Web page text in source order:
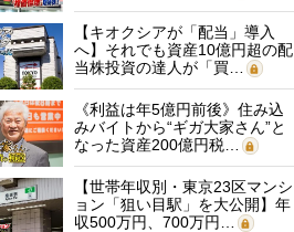
【キオクシアが「配当」導入
へ】それでも資産10億円超の配
当株投資の達人が「買…
《利益は年5億円前後》住み込
みバイトから“ギガ大家さん”と
なった資産200億円税…
【世帯年収別・東京23区マンシ
ョン「狙い目駅」を大公開】年
収500万円、700万円…